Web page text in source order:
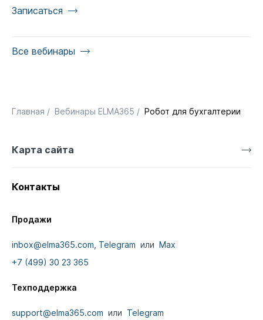
Записаться
Все вебинары
Главная / Вебинары ELMA365 / Робот для бухгалтерии
Карта сайта
Контакты
Продажи
inbox@elma365.com Telegram или Max
+7 (499) 30 23 365
Техподдержка
support@elma365.com или Telegram